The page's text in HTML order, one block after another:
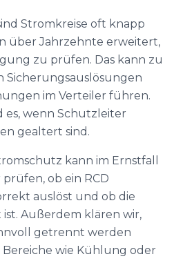
Stromkreise oft knapp
über Jahrzehnte erweitert,
zu prüfen. Das kann zu
im Verteiler führen.
es, wenn Schutzleiter
gealtert sind.
kann im Ernstfall
ob ein RCD
auslöst und ob die
Außerdem klären wir,
getrennt werden
wie Kühlung oder